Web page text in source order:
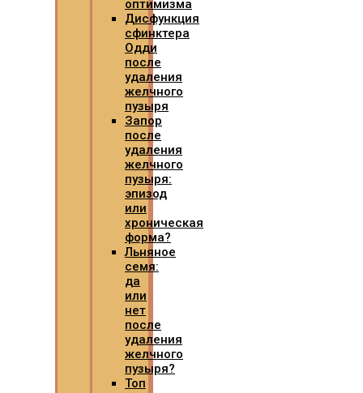
оптимизма
Дисфункция
сфинктера
Одди
после
удаления
желчного
пузыря
Запор
после
удаления
желчного
пузыря:
эпизод
или
хроническая
форма?
Льняное
семя:
да
или
нет
после
удаления
желчного
пузыря?
Топ